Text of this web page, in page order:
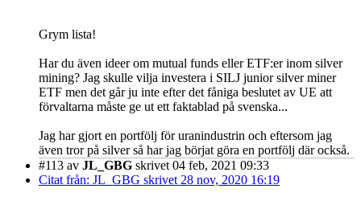
Grym lista!
Har du även ideer om mutual funds eller ETF:er inom silver
mining? Jag skulle vilja investera i SILJ junior silver miner
ETF men det går ju inte efter det fåniga beslutet av UE att
förvaltarna måste ge ut ett faktablad på svenska...
Jag har gjort en portfölj för uranindustrin och eftersom jag
även tror på silver så har jag börjat göra en portfölj där också.
#113 av JL_GBG skrivet 04 feb, 2021 09:33
Citat från: JL_GBG skrivet 28 nov, 2020 16:19